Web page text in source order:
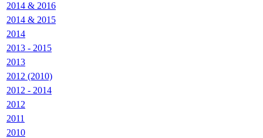
2014 & 2016
2014 & 2015
2014
2013 - 2015
2013
2012 (2010)
2012 - 2014
2012
2011
2010